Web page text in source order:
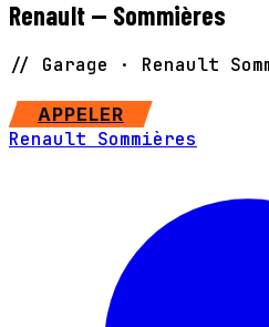
Renault — Sommières
// Garage · Renault
APPELER
Renault Sommières